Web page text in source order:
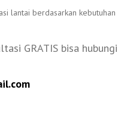
lantai berdasarkan kebutuhan
GRATIS bisa hubungi